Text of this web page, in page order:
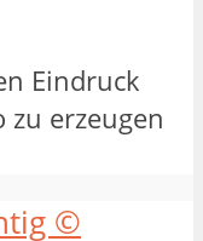
Eindruck
erzeugen